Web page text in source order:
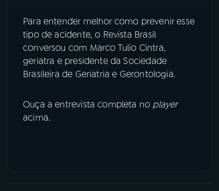
Para entender melhor como prevenir esse
tipo de acidente, o Revista Brasil
conversou com Marco Tulio Cintra,
geriatra e presidente da Sociedade
Brasileira de Geriatria e Gerontologia.
Ouça a entrevista completa no player
acima.